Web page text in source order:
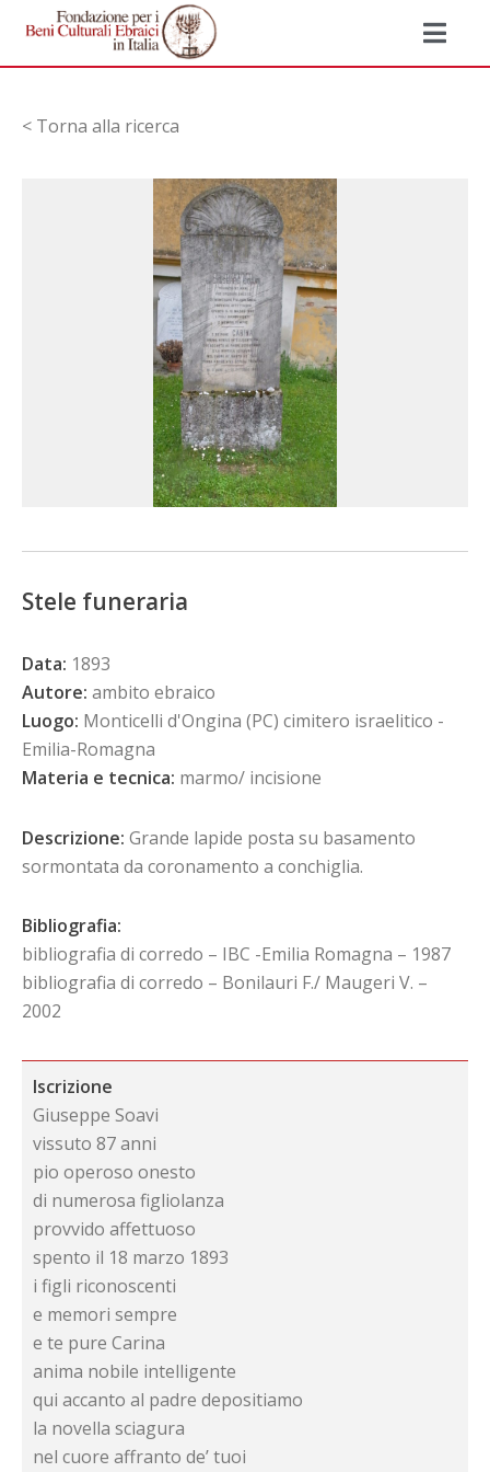
< Torna alla ricerca
Stele funeraria
Data: 1893
Autore: ambito ebraico
Luogo: Monticelli d'Ongina (PC) cimitero israelitico -
Emilia-Romagna
Materia e tecnica: marmo/ incisione
Descrizione: Grande lapide posta su basamento
sormontata da coronamento a conchiglia.
Bibliografia:
bibliografia di corredo – IBC -Emilia Romagna – 1987
bibliografia di corredo – Bonilauri F./ Maugeri V. –
2002
Iscrizione
Giuseppe Soavi
vissuto 87 anni
pio operoso onesto
di numerosa figliolanza
provvido affettuoso
spento il 18 marzo 1893
i figli riconoscenti
e memori sempre
e te pure Carina
anima nobile intelligente
qui accanto al padre depositiamo
la novella sciagura
nel cuore affranto de’ tuoi